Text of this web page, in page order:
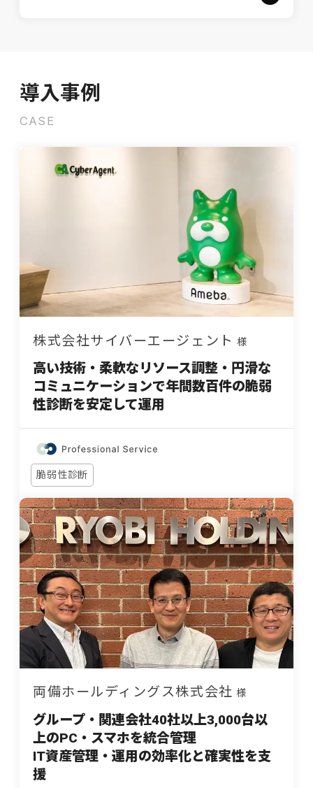
導入事例
CASE
株式会社サイバーエージェント 様
高い技術・柔軟なリソース調整・円滑な
コミュニケーションで年間数百件の脆弱
性診断を安定して運用
脆弱性診断
両備ホールディングス株式会社 様
グループ・関連会社40社以上3,000台以
上のPC・スマホを統合管理
IT資産管理・運用の効率化と確実性を支
援